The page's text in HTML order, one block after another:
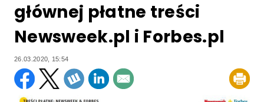
głównej płatne treści
Newsweek.pl i Forbes.pl
26.03.2020, 15:54